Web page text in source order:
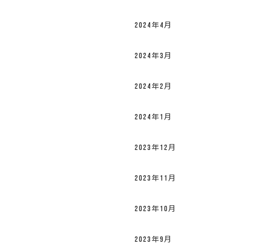
2024年4月
2024年3月
2024年2月
2024年1月
2023年12月
2023年11月
2023年10月
2023年9月